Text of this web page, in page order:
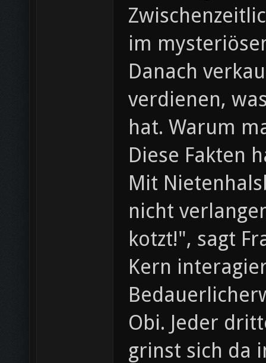
im
Danach
verdienen,
hat. Warum
Diese Fakten
Mit
nicht
kotzt!", sagt
Kern
Obi. Jeder
grinst sich da